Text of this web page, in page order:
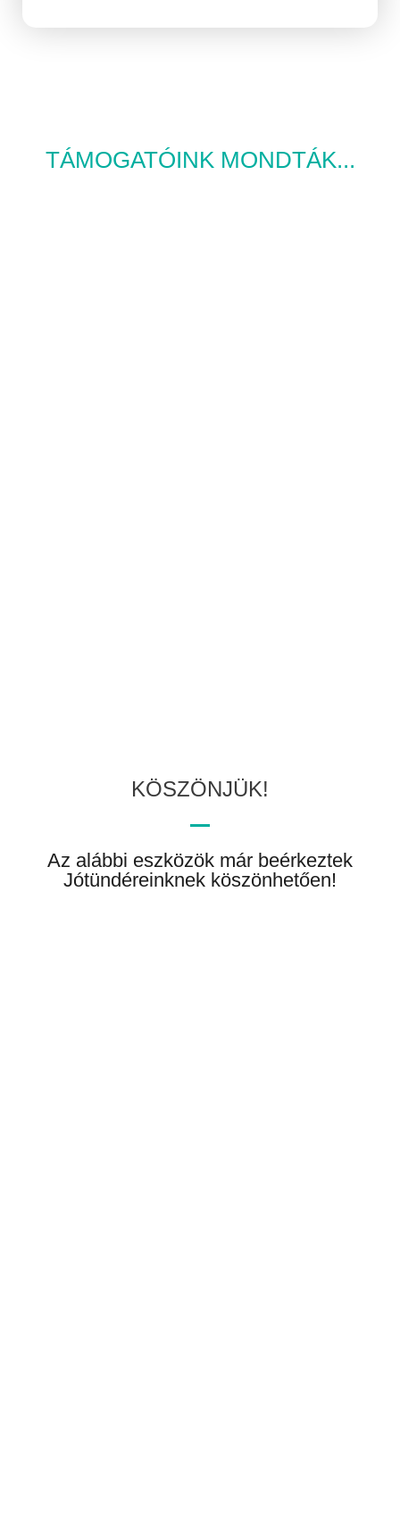
TÁMOGATÓINK MONDTÁK...
KÖSZÖNJÜK!
Az alábbi eszközök már beérkeztek
Jótündéreinknek köszönhetően!